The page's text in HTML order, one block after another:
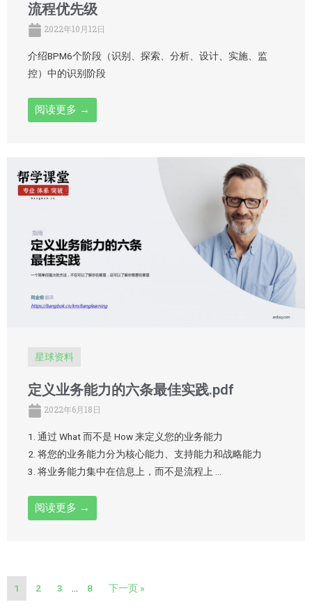
流程优先级
2022年10月12日
介绍BPM6个阶段（识别、探索、分析、设计、实施、监
控）中的识别阶段
阅读更多 →
星球资料
定义业务能力的六条最佳实践.pdf
2022年6月18日
1. 通过 What 而不是 How 来定义您的业务能力
2. 将您的业务能力分为核心能力、支持能力和战略能力
3. 将业务能力集中在信息上，而不是流程上 …
阅读更多 →
1 2 3 … 8 下一页 »